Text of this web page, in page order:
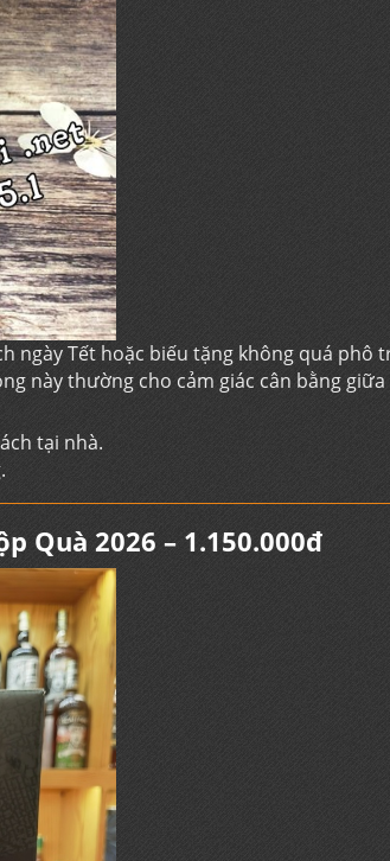
ngày Tết hoặc biếu tặng không quá phô
này thường cho cảm giác cân bằng
tại nhà.
Quà 2026 – 1.150.000đ